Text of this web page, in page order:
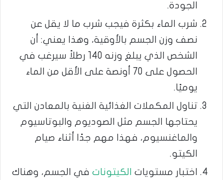
الجودة.
شرب الماء بكثرة فيجب شرب ما لا يقل عن
نصف وزن الجسم بالأوقية، وهذا يعني: أن
الشخص الذي يبلغ وزنه 140 رطلاً سيرغب في
الحصول على 70 أونصة على الأقل من الماء
يوميًا.
تناول المكملات الغذائية الغنية بالمعادن التي
يحتاجها الجسم مثل الصوديوم والبوتاسيوم
والماغنسيوم، فهذا مهم جدًا أثناء صيام
الكيتو.
اختبار مستويات الكيتونات في الجسم، وهناك